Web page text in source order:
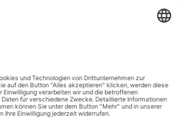
aus der Schattenbibliothek"
Hampe –